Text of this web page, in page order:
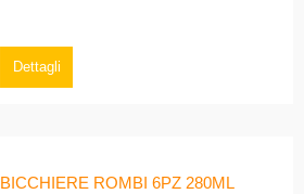
Dettagli
BICCHIERE ROMBI 6PZ 280ML